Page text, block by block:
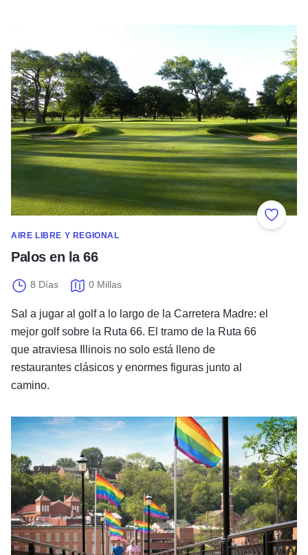
Añadir
AIRE LIBRE Y REGIONAL
Palos en la 66
8 Días 0 Millas
Sal a jugar al golf a lo largo de la Carretera Madre: el
mejor golf sobre la Ruta 66. El tramo de la Ruta 66
que atraviesa Illinois no solo está lleno de
restaurantes clásicos y enormes figuras junto al
camino.
Escapada LGBTQIA+ en Galena, Illinois